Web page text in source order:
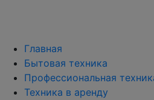
Главная
Бытовая техника
Профессиональная
Техника в аренду